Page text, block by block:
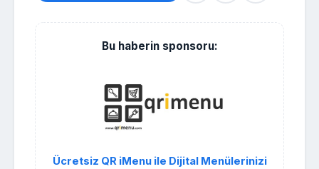
Bu haberin sponsoru:
Ücretsiz QR iMenu ile Dijital Menülerinizi